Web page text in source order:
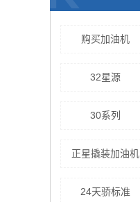
购买加油机
32星源
30系列
正星撬装加油机
24天骄标准